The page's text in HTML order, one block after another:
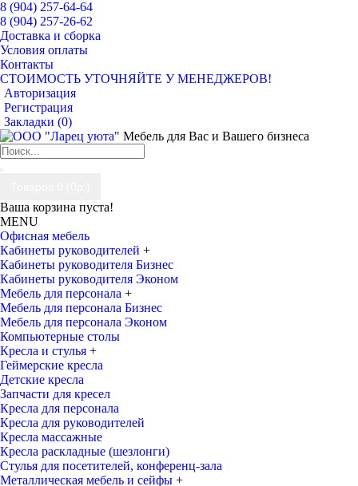
8 (904) 257-64-64
8 (904) 257-26-62
Доставка и сборка
Условия оплаты
Контакты
СТОИМОСТЬ УТОЧНЯЙТЕ У МЕНЕДЖЕРОВ!
Авторизация
Регистрация
Закладки (0)
Мебель для Вас и Вашего бизнеса
Ваша корзина пуста!
MENU
Офисная мебель
Кабинеты руководителей +
Кабинеты руководителя Бизнес
Кабинеты руководителя Эконом
Мебель для персонала +
Мебель для персонала Бизнес
Мебель для персонала Эконом
Компьютерные столы
Кресла и стулья +
Геймерские кресла
Детские кресла
Запчасти для кресел
Кресла для персонала
Кресла для руководителей
Кресла массажные
Кресла раскладные (шезлонги)
Стулья для посетителей, конференц-зала
Металлическая мебель и сейфы +